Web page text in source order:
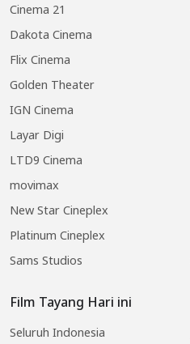
Cinema 21
Dakota Cinema
Flix Cinema
Golden Theater
IGN Cinema
Layar Digi
LTD9 Cinema
movimax
New Star Cineplex
Platinum Cineplex
Sams Studios
Film Tayang Hari ini
Seluruh Indonesia